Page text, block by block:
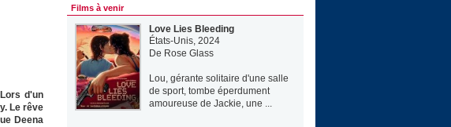
d'un
Le rêve
Deena
Films à venir
Love Lies Bleeding
États-Unis, 2024
De Rose Glass
Lou, gérante solitaire d'une salle
de sport, tombe éperdument
amoureuse de Jackie, une ...